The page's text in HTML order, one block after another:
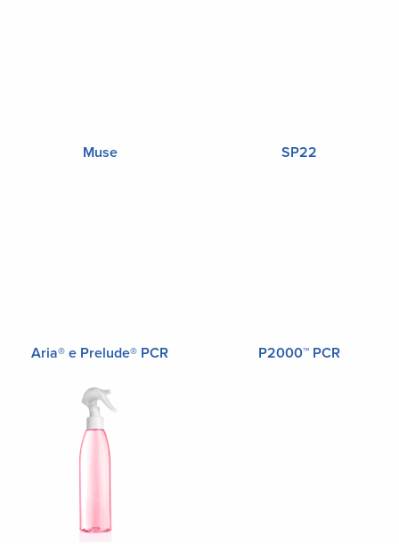
Muse SP22
Aria® e Prelude® PCR P2000™ PCR